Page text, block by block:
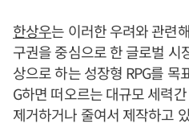
한상우는 이러한 우려와 관련
구권을 중심으로 한 글로벌 시
상으로 하는 성장형 RPG를 목
G하면 떠오르는 대규모 세력
제거하거나 줄여서 제작하고